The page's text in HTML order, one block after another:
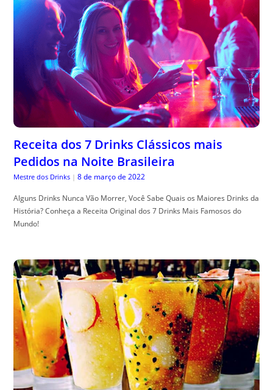
Receita dos 7 Drinks Clássicos mais
Pedidos na Noite Brasileira
Mestre dos Drinks | 8 de março de 2022
Alguns Drinks Nunca Vão Morrer, Você Sabe Quais os Maiores Drinks da
História? Conheça a Receita Original dos 7 Drinks Mais Famosos do
Mundo!